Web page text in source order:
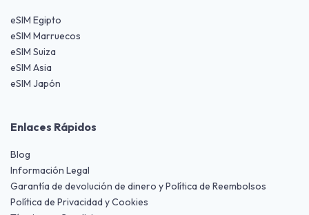
eSIM Egipto
eSIM Marruecos
eSIM Suiza
eSIM Asia
eSIM Japón
Enlaces Rápidos
Blog
Información Legal
Garantía de devolución de dinero y Política de Reembolsos
Política de Privacidad y Cookies